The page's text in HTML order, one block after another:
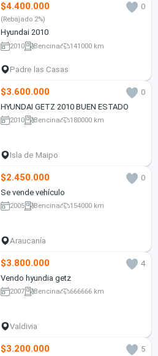
$4.400.000 0
(Rebajado 2%)
Hyundai 2010
2010 Bencina 141000 km
Padre las Casas
$3.600.000
0
HYUNDAI GETZ 2010 BUEN ESTADO
2010 Bencina 180000 km
Isla de Maipo
$2.450.000
0
Se vende vehículo
2005 Bencina 154000 km
Araucanía
$3.800.000
4
Vendo hyundia getz
2007 Bencina 666666 km
Valdivia
$3.200.000 5